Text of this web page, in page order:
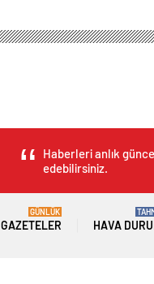
Haberleri anlık
edebilirsiniz.
GAZETELER
GÜNLÜK
HAVA